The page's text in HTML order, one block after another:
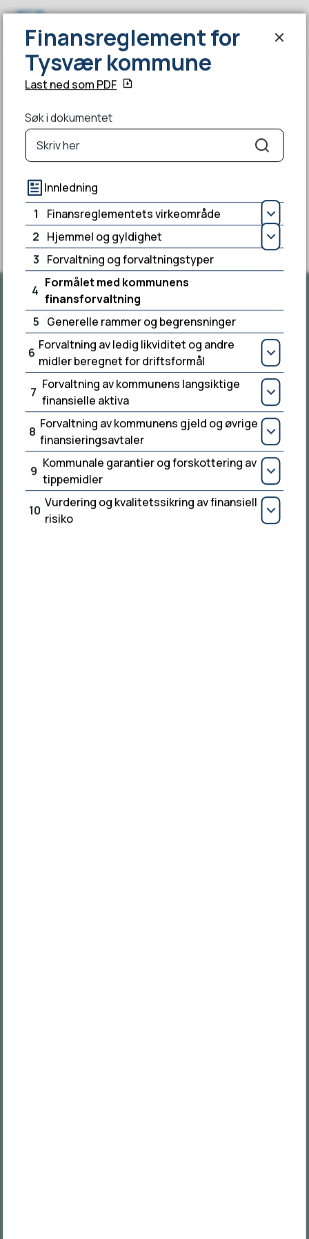
Søk Meny
Du er her:
Finansreglement for Tysvær kommune
Fant du det du lette etter?
Ja Nei
Kontakt oss
Sentralbordet
52 75 70 00
E-post
Send e-post
Besøksadresse
Rådhusvegen 9, 5570 Aksdal
Postadresse
Postboks 94, 5575 Aksdal
Organisasjonsnummer
Finansreglement for Tysvær
Finansreglement for
Tysvær kommune
Last ned som PDF
Søk i dokumentet
Søk
Innledning
1
Finansreglementets virkeområde
2 Hjemmel og gyldighet
3 Forvaltning og forvaltningstyper
4
Formålet med kommunens
finansforvaltning
5 Generelle rammer og begrensninger
6
Forvaltning av ledig likviditet og andre
midler beregnet for driftsformål
7
Forvaltning av kommunens langsiktige
finansielle aktiva
8
Forvaltning av kommunens gjeld og øvrige
finansieringsavtaler
9
Kommunale garantier og forskottering av
tippemidler
10
Vurdering og kvalitetssikring av finansiell
risiko